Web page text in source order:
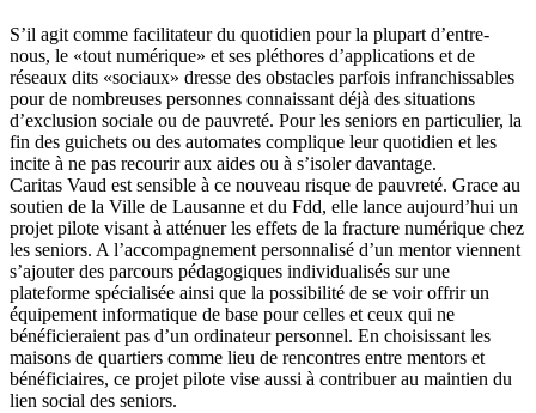
S’il agit comme facilitateur du quotidien pour la plupart d’entre-
nous, le «tout numérique» et ses pléthores d’applications et de
réseaux dits «sociaux» dresse des obstacles parfois infranchissables
pour de nombreuses personnes connaissant déjà des situations
d’exclusion sociale ou de pauvreté. Pour les seniors en particulier, la
fin des guichets ou des automates complique leur quotidien et les
incite à ne pas recourir aux aides ou à s’isoler davantage.
Caritas Vaud est sensible à ce nouveau risque de pauvreté. Grace au
soutien de la Ville de Lausanne et du Fdd, elle lance aujourd’hui un
projet pilote visant à atténuer les effets de la fracture numérique chez
les seniors. A l’accompagnement personnalisé d’un mentor viennent
s’ajouter des parcours pédagogiques individualisés sur une
plateforme spécialisée ainsi que la possibilité de se voir offrir un
équipement informatique de base pour celles et ceux qui ne
bénéficieraient pas d’un ordinateur personnel. En choisissant les
maisons de quartiers comme lieu de rencontres entre mentors et
bénéficiaires, ce projet pilote vise aussi à contribuer au maintien du
lien social des seniors.